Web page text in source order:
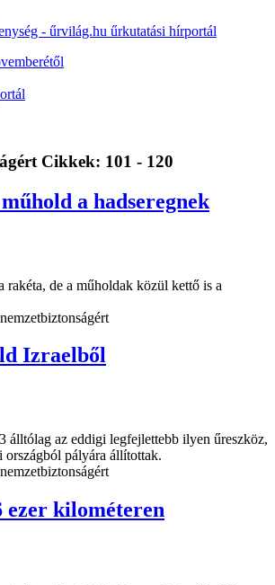
Cikkek: 101 - 120
a hadseregnek
rakéta, de a műholdak közül kettő is a
Izraelből
álltólag az eddigi legfejlettebb ilyen űreszköz,
országból pályára állítottak.
ezer kilométeren